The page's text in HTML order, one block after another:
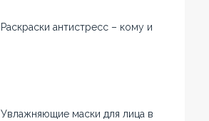
Раскраски антистресс – кому и
Увлажняющие маски для лица в